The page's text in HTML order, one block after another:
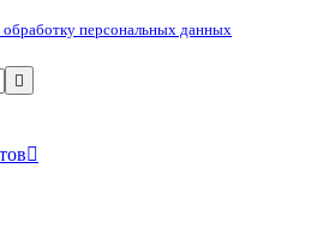
обработку персональных данных

